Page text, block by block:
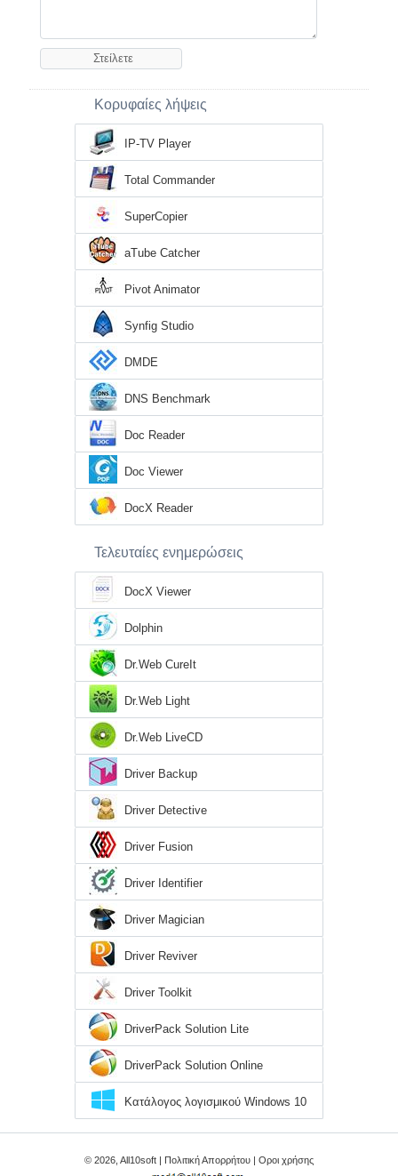
Κορυφαίες λήψεις
IP-TV Player
Total Commander
SuperCopier
aTube Catcher
Pivot Animator
Synfig Studio
DMDE
DNS Benchmark
Doc Reader
Doc Viewer
DocX Reader
Τελευταίες ενημερώσεις
DocX Viewer
Dolphin
Dr.Web CureIt
Dr.Web Light
Dr.Web LiveCD
Driver Backup
Driver Detective
Driver Fusion
Driver Identifier
Driver Magician
Driver Reviver
Driver Toolkit
DriverPack Solution Lite
DriverPack Solution Online
Κατάλογος λογισμικού Windows 10
© 2026, All10soft | Πολιτική Απορρήτου | Οροι χρήσης